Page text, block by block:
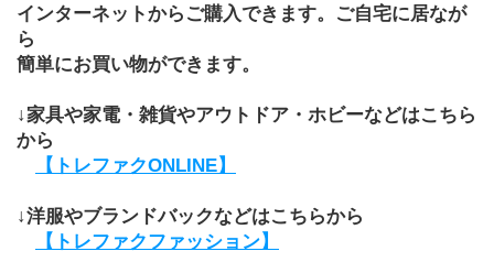
インターネットからご購入できます。ご自宅に居なが
ら
簡単にお買い物ができます。
↓家具や家電・雑貨やアウトドア・ホビーなどはこちら
から
【トレファクONLINE】
↓洋服やブランドバックなどはこちらから
【トレファクファッション】